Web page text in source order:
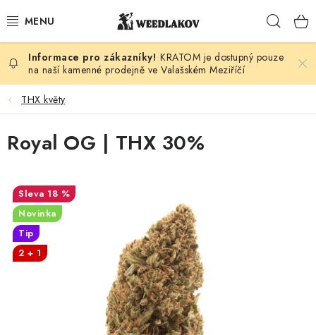
na
KONOPÍ DLE DRUHU
KUŘÁCKÉ POTŘEBY
SEMENA
PRO ZVÍŘATA
ENERGY SNIFF
Hodnocení obchodu
KRATOM je dostupný pouze
na naší kamenné prodejně ve Valašském Meziříčí
THX květy
Royal OG | THX 30%
18 %
Novinka
Tip
2 + 1